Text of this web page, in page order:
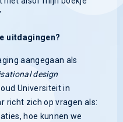
uitdagingen?
aangegaan als
design
Universiteit in
richt zich op vragen als:
hoe kunnen we